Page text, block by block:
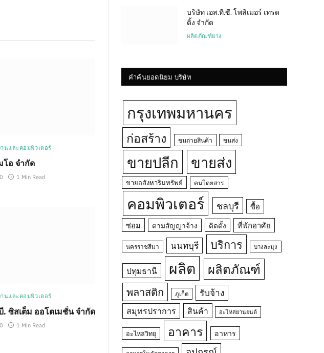
านและคอมพิวเตอร์
โอ จำกัด
0 1 Min Read
านและคอมพิวเตอร์
. ซิสเต็ม ออโตเมชั่น จำกัด
0 1 Min Read
บริษัท เอส.ที.ซี. โพลิเมอร์ เทรด
ดิ้ง จำกัด
ผลิตภัณฑ์ยาง
คำค้นยอดนิยม บริษัท
กรุงเทพมหานคร
ก่อสร้าง ขนถ่ายสินค้า ขนส่ง
ขายปลีก ขายส่ง
ขายอสังหาริมทรัพย์ คนโดยสาร
คอมพิวเตอร์ ชลบุรี
ซื้อ
ซ่อม
ตามสัญญาจ้าง ติดตั้ง ที่พักอาศัย
นครราชสีมา นนทบุรี บริการ บางละมุง
ปทุมธานี ผลิต ผลิตภัณฑ์
พลาสติก ภูเก็ต รับจ้าง
สมุทรปราการ สินค้า อะไหล่ยานยนต์
อะไหล่วิทยุ อาคาร อาหาร